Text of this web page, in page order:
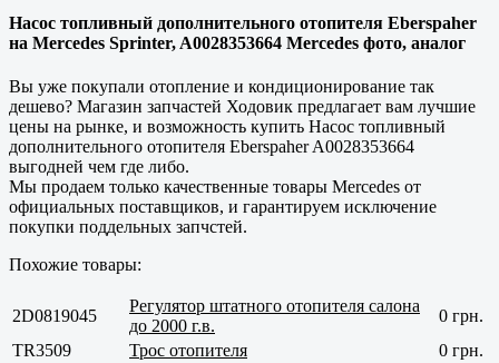
Насос топливный дополнительного отопителя Eberspaher
на Mercedes Sprinter, A0028353664 Mercedes фото, аналог
Вы уже покупали отопление и кондиционирование так
дешево? Магазин запчастей Ходовик предлагает вам лучшие
цены на рынке, и возможность купить Насос топливный
дополнительного отопителя Eberspaher A0028353664
выгодней чем где либо.
Мы продаем только качественные товары Mercedes от
официальных поставщиков, и гарантируем исключение
покупки поддельных запчстей.
Похожие товары:
2D0819045
Регулятор штатного отопителя салона
до 2000 г.в.
0 грн.
TR3509
Трос отопителя
0 грн.